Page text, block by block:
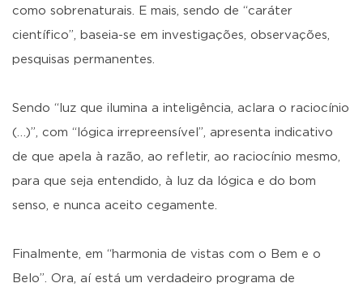
como sobrenaturais. E mais, sendo de “caráter
científico”, baseia-se em investigações, observações,
pesquisas permanentes.
Sendo “luz que ilumina a inteligência, aclara o raciocínio
(…)”, com “lógica irrepreensível”, apresenta indicativo
de que apela à razão, ao refletir, ao raciocínio mesmo,
para que seja entendido, à luz da lógica e do bom
senso, e nunca aceito cegamente.
Finalmente, em “harmonia de vistas com o Bem e o
Belo”. Ora, aí está um verdadeiro programa de